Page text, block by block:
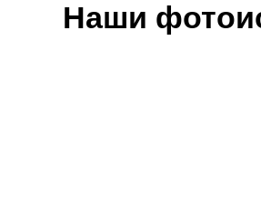
Наши фотоистории